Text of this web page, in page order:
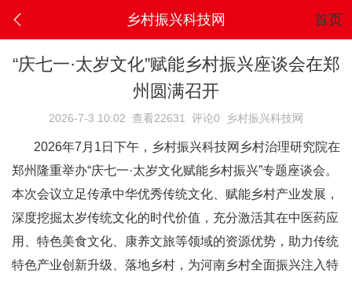
乡村振兴科技网 首页
“庆七一·太岁文化”赋能乡村振兴座谈会在郑
州圆满召开
2026-7-3 10:02 查看22631 评论0 乡村振兴科技网
2026年7月1日下午，乡村振兴科技网乡村治理研究院在
郑州隆重举办“庆七一·太岁文化赋能乡村振兴”专题座谈会。
本次会议立足传承中华优秀传统文化、赋能乡村产业发展，
深度挖掘太岁传统文化的时代价值，充分激活其在中医药应
用、特色美食文化、康养文旅等领域的资源优势，助力传统
特色产业创新升级、落地乡村，为河南乡村全面振兴注入特